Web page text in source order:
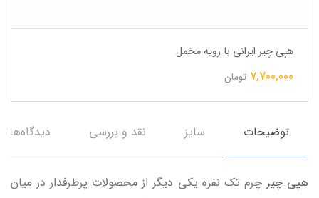
هپی چیر ایرانی با رویه مخمل
7,700,000 تومان
توضیحات سایز نقد و بررسی دیدگاه‌ها
هپی چیر چرم تک نفره یکی دیگر از محصولات پرطرفدار در میان